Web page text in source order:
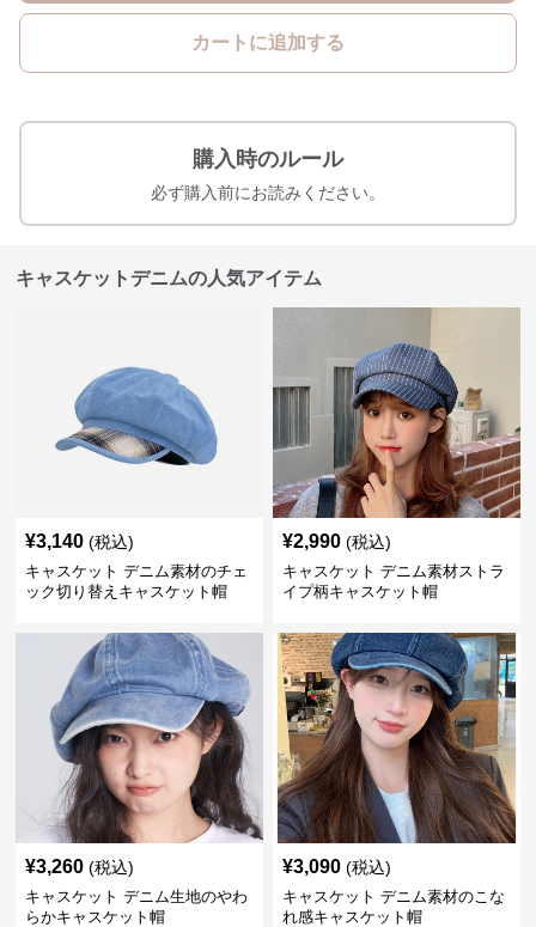
カートに追加する
購入時のルール
必ず購入前にお読みください。
キャスケットデニムの人気アイテム
¥3,140 (税込)
キャスケット デニム素材のチェ
ック切り替えキャスケット帽
¥2,990 (税込)
キャスケット デニム素材ストラ
イプ柄キャスケット帽
¥3,260 (税込)
キャスケット デニム生地のやわ
らかキャスケット帽
¥3,090 (税込)
キャスケット デニム素材のこな
れ感キャスケット帽